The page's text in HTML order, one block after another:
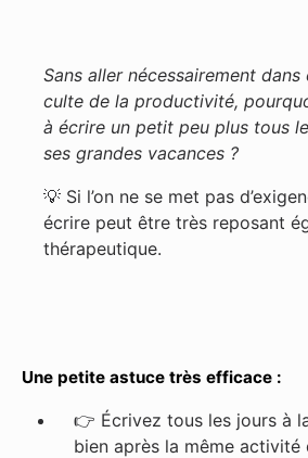
Sans aller nécessairement
culte de la productivité,
à écrire un petit peu plus tous
ses grandes vacances ?
💡 Si l’on ne se met pas
écrire peut être très reposant
thérapeutique.
Une petite astuce très efficace :
👉 Écrivez tous les jours à
bien après la même activité